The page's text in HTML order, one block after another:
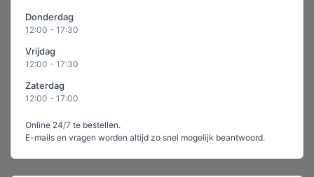
Donderdag
12:00 - 17:30
Vrijdag
12:00 - 17:30
Zaterdag
12:00 - 17:00
Online 24/7 te bestellen.
E-mails en vragen worden altijd zo snel mogelijk beantwoord.